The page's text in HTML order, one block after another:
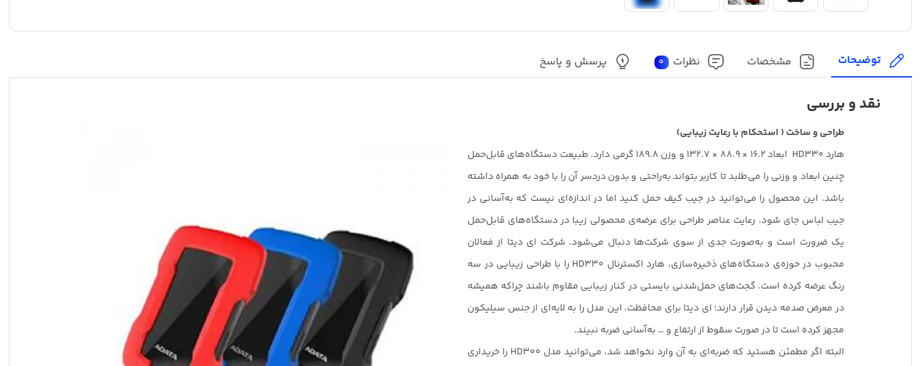
توضیحات مشخصات نظرات 0 پرسش و پاسخ
نقد و بررسی
طراحی و ساخت ( استحکام با رعایت زیبایی)
هارد HD330 ابعاد 16.2 × 88.9 × 132.7 و وزن 189.8 گرمی دارد. طبیعت دستگاه‌های قابل‌حمل
چنین ابعاد و وزنی را می‌طلبد تا کاربر بتواند به‌راحتی و بدون دردسر آن را با خود به همراه داشته
باشد. این محصول را می‌توانید در جیب کیف حمل کنید اما در اندازه‌ای نیست که به‌آسانی در
جیب لباس جای شود. رعایت عناصر طراحی برای عرضه‌ی محصولی زیبا در دستگاه‌های قابل‌حمل
یک ضرورت است و به‌صورت جدی از سوی شرکت‌ها دنبال می‌شود. شرکت ای دیتا از فعالان
محبوب در حوزه‌ی دستگاه‌های ذخیره‌سازی، هارد اکسترنال HD330 را با طراحی زیبایی در سه
رنگ عرضه کرده است. گجت‌های حمل‌شدنی بایستی در کنار زیبایی مقاوم باشند چراکه همیشه
در معرض صدمه دیدن قرار دارند؛ ای دیتا برای محافظت، این مدل را به لایه‌ای از جنس سیلیکون
مجهز کرده است تا در صورت سقوط از ارتفاع و … به‌آسانی ضربه نبیند.
البته اگر مطمئن هستید که ضربه‌ای به آن وارد نخواهد شد، می‌توانید مدل HD300 را خریداری